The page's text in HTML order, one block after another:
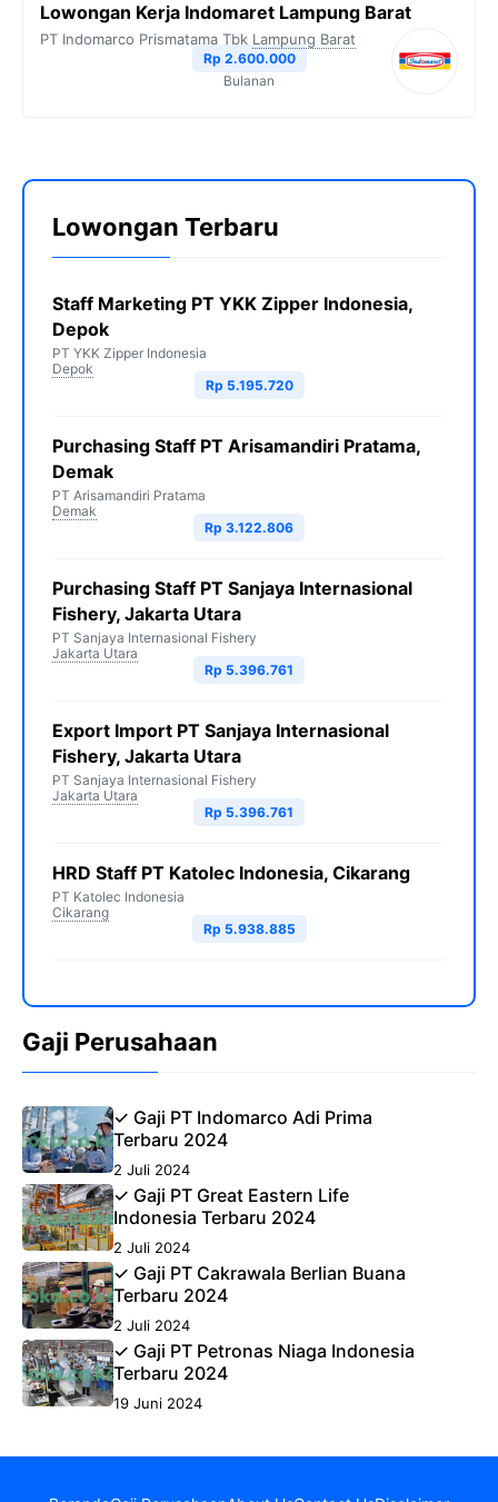
Lowongan Kerja Indomaret Lampung Barat
PT Indomarco Prismatama Tbk Lampung Barat
Rp 2.600.000
Bulanan
Lowongan Terbaru
Staff Marketing PT YKK Zipper Indonesia,
Depok
PT YKK Zipper Indonesia
Depok
Rp 5.195.720
Purchasing Staff PT Arisamandiri Pratama,
Demak
PT Arisamandiri Pratama
Demak
Rp 3.122.806
Purchasing Staff PT Sanjaya Internasional
Fishery, Jakarta Utara
PT Sanjaya Internasional Fishery
Jakarta Utara
Rp 5.396.761
Export Import PT Sanjaya Internasional
Fishery, Jakarta Utara
PT Sanjaya Internasional Fishery
Jakarta Utara
Rp 5.396.761
HRD Staff PT Katolec Indonesia, Cikarang
PT Katolec Indonesia
Cikarang
Rp 5.938.885
Gaji Perusahaan
✓ Gaji PT Indomarco Adi Prima
Terbaru 2024
2 Juli 2024
✓ Gaji PT Great Eastern Life
Indonesia Terbaru 2024
2 Juli 2024
✓ Gaji PT Cakrawala Berlian Buana
Terbaru 2024
2 Juli 2024
✓ Gaji PT Petronas Niaga Indonesia
Terbaru 2024
19 Juni 2024